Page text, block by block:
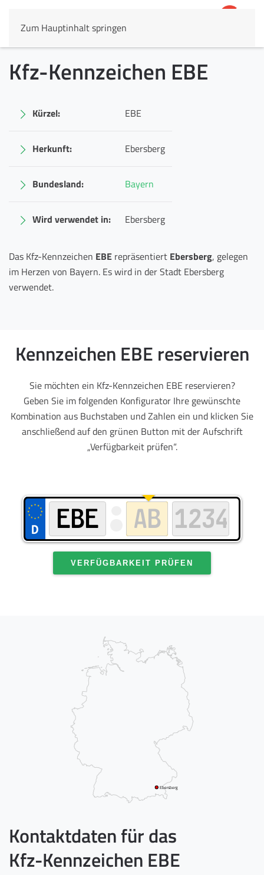
Zum Hauptinhalt springen
Kfz-Kennzeichen EBE
Kürzel: EBE
Herkunft: Ebersberg
Bundesland: Bayern
Wird verwendet in: Ebersberg
Das Kfz-Kennzeichen EBE repräsentiert Ebersberg, gelegen
im Herzen von Bayern. Es wird in der Stadt Ebersberg
verwendet.
Kennzeichen EBE reservieren
Sie möchten ein Kfz-Kennzeichen EBE reservieren?
Geben Sie im folgenden Konfigurator Ihre gewünschte
Kombination aus Buchstaben und Zahlen ein und klicken Sie
anschließend auf den grünen Button mit der Aufschrift
„Verfügbarkeit prüfen“.
VERFÜGBARKEIT PRÜFEN
Ebersberg
Kontaktdaten für das
Kfz-Kennzeichen EBE